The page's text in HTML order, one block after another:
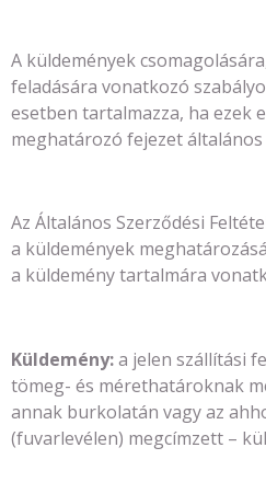
A küldemények
feladására vonatkozó
esetben tartalmazza, ha ezek
meghatározó fejezet általános
Az Általános Szerződési
a küldemények
a küldemény tartalmára
Küldemény:a jelen szállítási
tömeg- és mérethatároknak
annak burkolatán vagy az
(fuvarlevélen) megcímzett –